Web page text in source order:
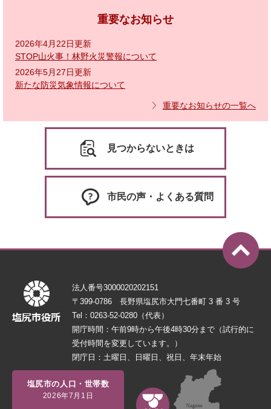
重要なお知らせ
2026年4月22日更新
STOP山火事！林野火災警報について
2026年5月27日更新
新たな防災気象情報について
重要なお知らせの一覧へ
見つからないときは
市民の声・よくある質問
法人番号3000020202151
〒399-0786 長野県塩尻市大門七番町 3 番 3 号
Tel：0263-52-0280（代表）
開庁時間：午前9時から午後4時30分まで（試行的に
受付時間を変更しています。）
閉庁日：土曜日、日曜日、祝日、年末年始
塩尻市の人口・世帯数
2026年7月1日